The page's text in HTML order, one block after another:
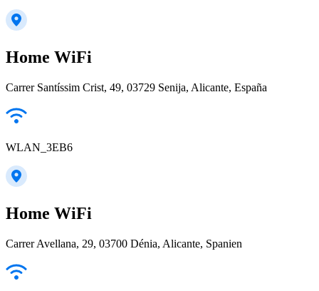
Home WiFi
Carrer Santíssim Crist, 49, 03729 Senija, Alicante, España
WLAN_3EB6
Home WiFi
Carrer Avellana, 29, 03700 Dénia, Alicante, Spanien